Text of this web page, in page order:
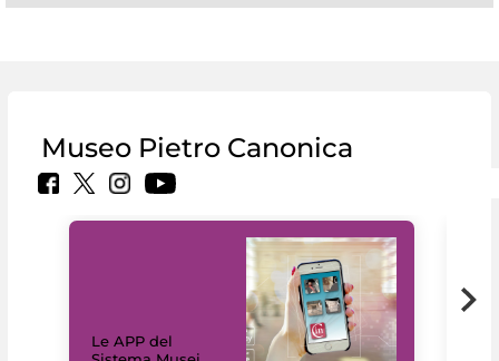
Museo Pietro Canonica
Le APP del